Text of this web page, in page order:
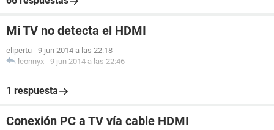
Mi TV no detecta el HDMI
elipertu - 9 jun 2014 a las 22:18
leonnyx - 9 jun 2014 a las 22:46
1 respuesta
Conexión PC a TV vía cable HDMI